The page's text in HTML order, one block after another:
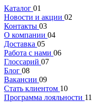
Каталог 01
Новости и акции 02
Контакты 03
О компании 04
Доставка 05
Работа с нами 06
Глоссарий 07
Блог 08
Вакансии 09
Стать клиентом 10
Программа лояльности 11